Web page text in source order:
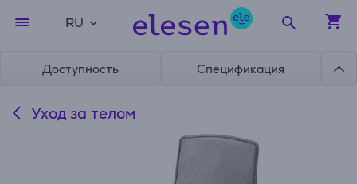
RU
Доступность Спецификация
Уход за телом